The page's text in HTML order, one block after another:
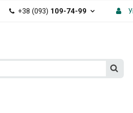
+38 (093) 109-74-99